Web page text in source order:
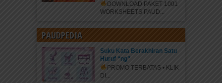
DOWNLOAD PAKET 1001
WORKSHEETS PAUD...
PAUDPEDIA
Suku Kata Berakhiran Satu
Huruf “ng”
PROMO TERBATAS • KLIK
DI...